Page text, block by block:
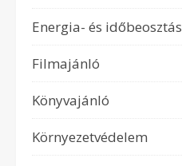
Energia- és időbeosztás
Filmajánló
Könyvajánló
Környezetvédelem